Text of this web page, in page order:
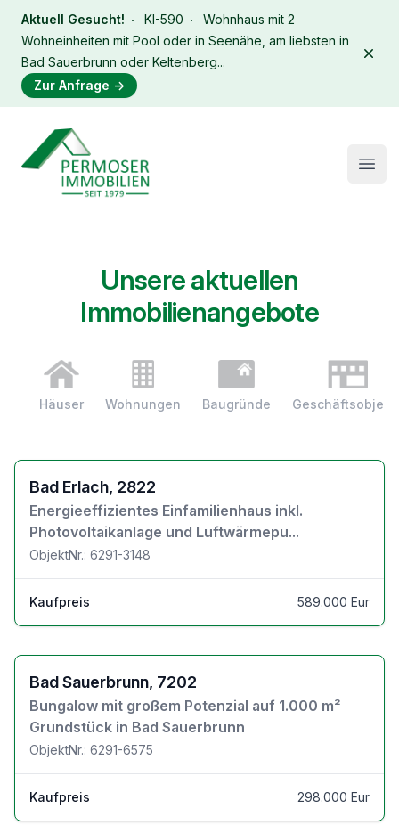
Aktuell Gesucht! KI-590
Wohnhaus mit 2
Wohneinheiten mit Pool oder in Seenähe, am liebsten in
Bad Sauerbrunn oder Keltenberg...
Zur Anfrage →
Immobilien Permoser Logo
Unsere aktuellen
Immobilienangebote
Häuser Wohnungen Baugründe
Zu den Objektdetails
Bad Erlach, 2822
Energieeffizientes Einfamilienhaus inkl.
Photovoltaikanlage und Luftwärmepu...
ObjektNr.: 6291-3148
Kaufpreis 589.000 Eur
Zu den Objektdetails
Bad Sauerbrunn, 7202
Bungalow mit großem Potenzial auf 1.000 m²
Grundstück in Bad Sauerbrunn
ObjektNr.: 6291-6575
Kaufpreis 298.000 Eur